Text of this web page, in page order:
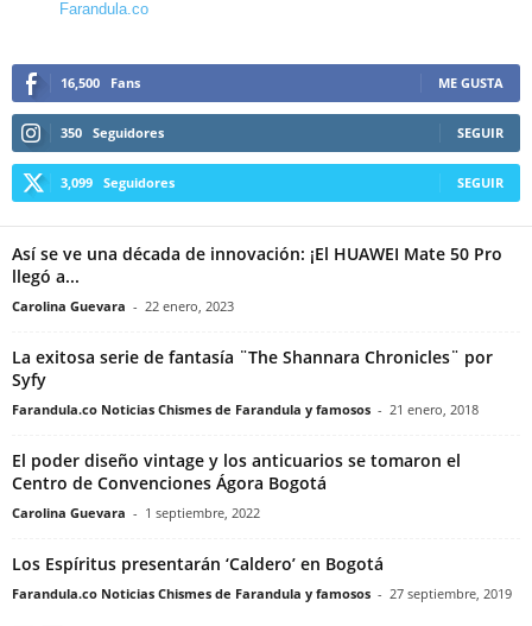
Farandula.co
16,500 Fans ME GUSTA
350 Seguidores SEGUIR
3,099 Seguidores SEGUIR
Así se ve una década de innovación: ¡El HUAWEI Mate 50 Pro
llegó a...
Carolina Guevara - 22 enero, 2023
La exitosa serie de fantasía ¨The Shannara Chronicles¨ por
Syfy
Farandula.co Noticias Chismes de Farandula y famosos - 21 enero, 2018
El poder diseño vintage y los anticuarios se tomaron el
Centro de Convenciones Ágora Bogotá
Carolina Guevara - 1 septiembre, 2022
Los Espíritus presentarán ‘Caldero’ en Bogotá
Farandula.co Noticias Chismes de Farandula y famosos - 27 septiembre, 2019